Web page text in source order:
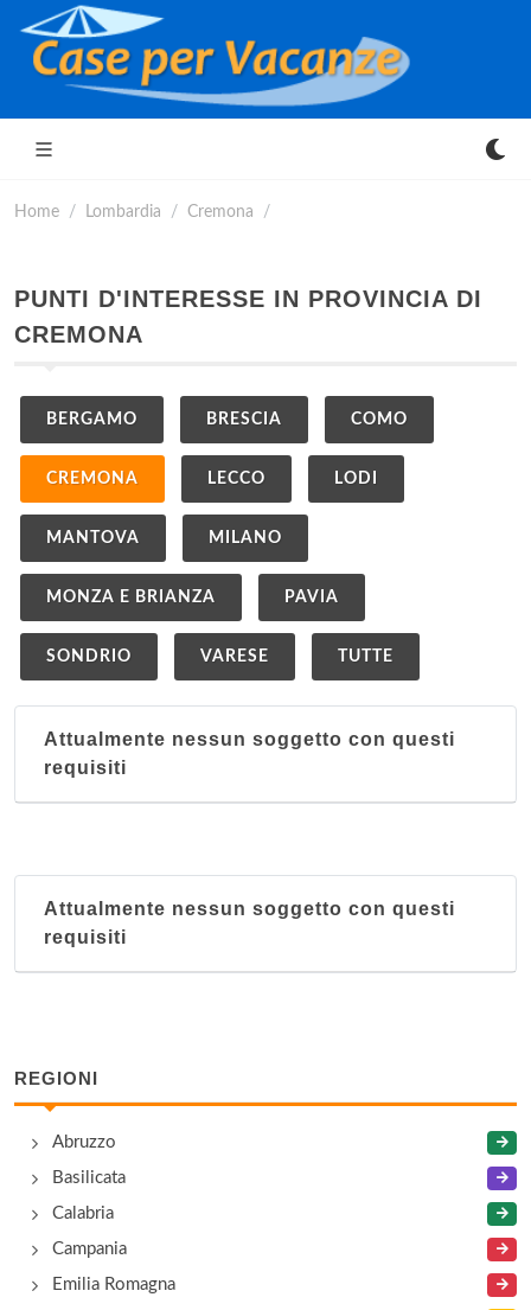
Home Lombardia Cremona
PUNTI D'INTERESSE IN PROVINCIA DI
CREMONA
BERGAMO BRESCIA COMO
CREMONA LECCO LODI
MANTOVA MILANO
MONZA E BRIANZA PAVIA
SONDRIO VARESE TUTTE
Attualmente nessun soggetto con questi
requisiti
Attualmente nessun soggetto con questi
requisiti
REGIONI
Abruzzo
Basilicata
Calabria
Campania
Emilia Romagna